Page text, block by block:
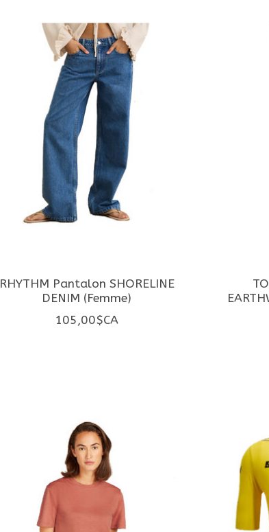
RHYTHM Pantalon SHORELINE
DENIM (Femme)
105,00$CA